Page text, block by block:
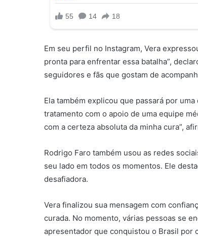
Em seu perfil no Instagram, Vera
pronta para enfrentar essa batalha”,
seguidores e fãs que gostam de
Ela também explicou que passará por
tratamento com o apoio de uma equipe
com a certeza absoluta da minha cura”,
Rodrigo Faro também usou as redes
seu lado em todos os momentos. Ele
desafiadora.
Vera finalizou sua mensagem com
curada. No momento, várias pessoas se
apresentador que conquistou o Brasil por